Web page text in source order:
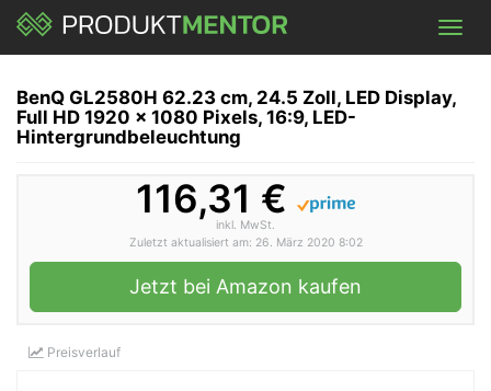
Skip
main
BenQ GL2580H 62.23 cm, 24.5 Zoll, LED Display,
Full HD 1920 x 1080 Pixels, 16:9, LED-
Hintergrundbeleuchtung
116,31 €
inkl. MwSt.
Zuletzt aktualisiert am: 26. März 2020 8:02
Jetzt bei Amazon kaufen
Preisverlauf